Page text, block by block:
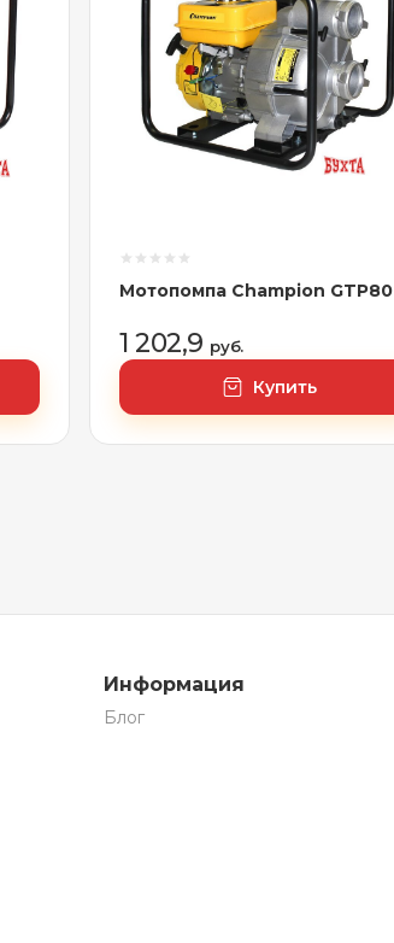
Мотопомпа Champion GTP80
1 202,9 руб.
Купить
Информация
Блог